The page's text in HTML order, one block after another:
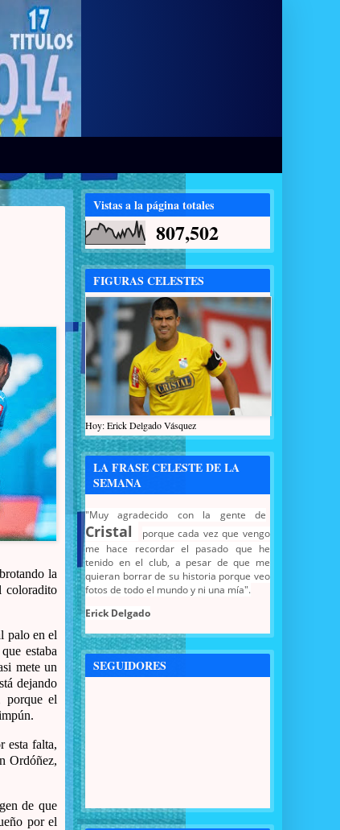
la
coloradito
palo en el
estaba
mete un
dejando
porque el
esta falta,
Ordóñez,
de que
por el
Vistas a la página totales
807,502
FIGURAS CELESTES
Hoy: Erick Delgado Vásquez
LA FRASE CELESTE DE LA
SEMANA
"Muy agradecido con la gente de
Cristal
porque cada vez que vengo
me hace recordar el pasado que he
tenido en el club, a pesar de que me
quieran borrar de su historia porque veo
fotos de todo el mundo y ni una mía".
Erick Delgado
SEGUIDORES